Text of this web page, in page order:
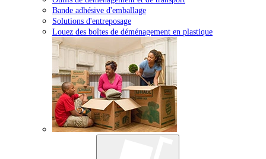
Bande adhésive d'emballage
Solutions d'entreposage
Louez des boîtes de déménagement en plastique